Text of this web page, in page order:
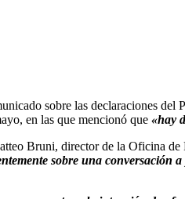
sobre las declaraciones del
en las que mencionó que «hay
Bruni, director de la Oficina
sobre una conversación